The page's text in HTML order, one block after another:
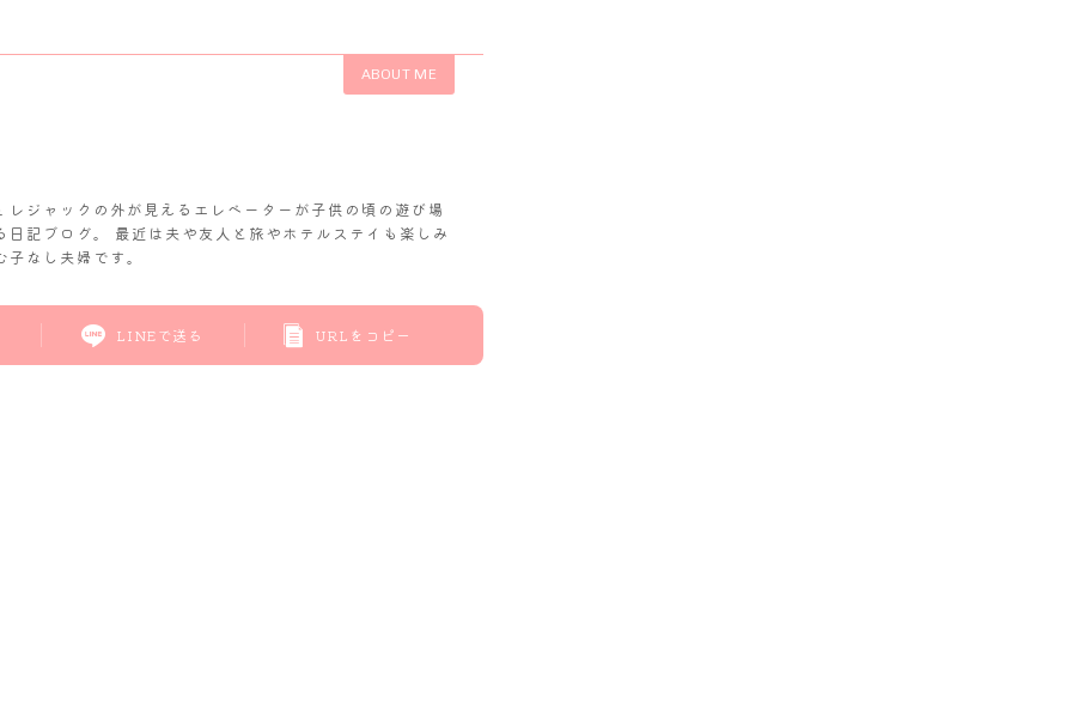
ABOUT ME
レジャックの外が見えるエレベーターが子供の頃の遊び場
記ブログ。 最近は夫や友人と旅やホテルステイも楽しみ
なし夫婦です。
LINEで送る URLをコピー